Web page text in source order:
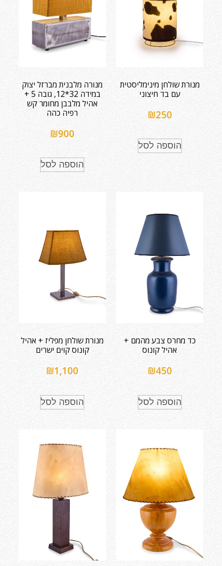
מנורת שולחן מינימליסטית
עם בד חיצוני
₪250
הוספה לסל
מנורה מלבנית מברזל יצוק
במידה 32*12, גובה 5 +
אהיל מלבבן מחומר קש
רפיה כהה
₪900
הוספה לסל
כד מחרס צבע מהמם +
אהיל קונוס
₪450
הוספה לסל
מנורת שולחן מפליז + אהיל
קונוס קוים ישרים
₪1,100
הוספה לסל